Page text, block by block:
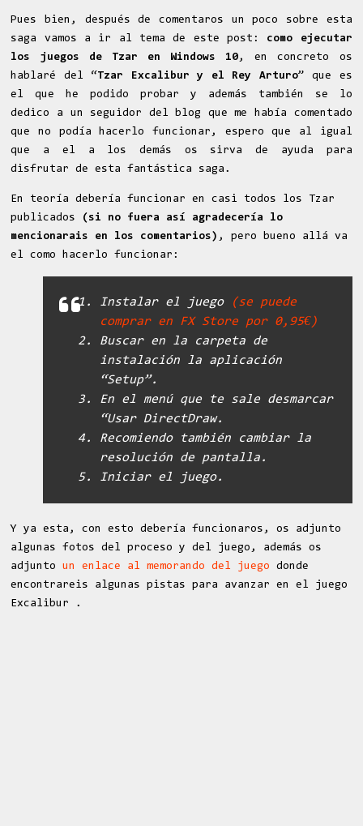
Pues bien, después de comentaros un poco sobre esta
saga vamos a ir al tema de este post: como ejecutar
los juegos de Tzar en Windows 10, en concreto os
hablaré del “Tzar Excalibur y el Rey Arturo” que es
el que he podido probar y además también se lo
dedico a un seguidor del blog que me había comentado
que no podía hacerlo funcionar, espero que al igual
que a el a los demás os sirva de ayuda para
disfrutar de esta fantástica saga.
En teoría debería funcionar en casi todos los Tzar
publicados
(si no fuera así agradecería lo
mencionarais en los comentarios) , pero bueno allá va
el como hacerlo funcionar:
Instalar el juego
(se puede
comprar en FX Store por 0,95€)
Buscar en la carpeta de
instalación la aplicación
“Setup”.
En el menú que te sale desmarcar
“Usar DirectDraw.
Recomiendo también cambiar la
resolución de pantalla.
Iniciar el juego.
Y ya esta, con esto debería funcionaros, os adjunto
algunas fotos del proceso y del juego, además os
adjuntoun enlace al memorando del juego
donde
encontrareis algunas pistas para avanzar en el juego
Excalibur .